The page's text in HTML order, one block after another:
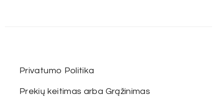
Privatumo Politika
Prekių keitimas arba Grąžinimas